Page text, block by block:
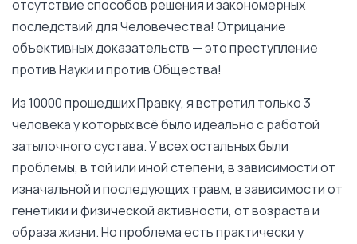
отсутствие способов решения и закономерных
последствий для Человечества! Отрицание
объективных доказательств — это преступление
против Науки и против Общества!
Из 10000 прошедших Правку, я встретил только 3
человека у которых всё было идеально с работой
затылочного сустава. У всех остальных были
проблемы, в той или иной степени, в зависимости от
изначальной и последующих травм, в зависимости от
генетики и физической активности, от возраста и
образа жизни. Но проблема есть практически у